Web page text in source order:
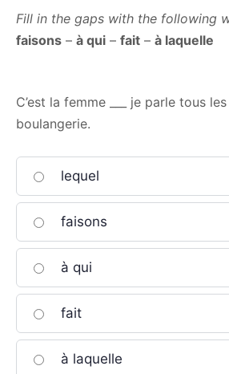
Fill in the gaps with the following
faisons – à qui – fait – à laquelle
C’est la femme ___ je parle tous
boulangerie.
lequel
faisons
à qui
fait
à laquelle